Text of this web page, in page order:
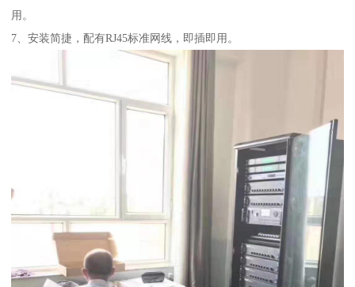
用。
7、安装简捷，配有RJ45标准网线，即插即用。